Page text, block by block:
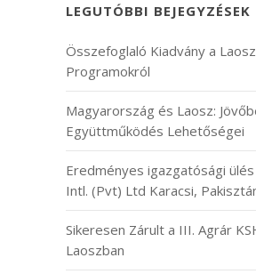
LEGUTÓBBI BEJEGYZÉSEK
Összefoglaló Kiadvány a
Programokról
Magyarország és Laosz:
Együttműködés Lehetőségei
Eredményes igazgatósági ülés
Intl. (Pvt) Ltd Karacsi,
Sikeresen Zárult a III. Agrár
Laoszban